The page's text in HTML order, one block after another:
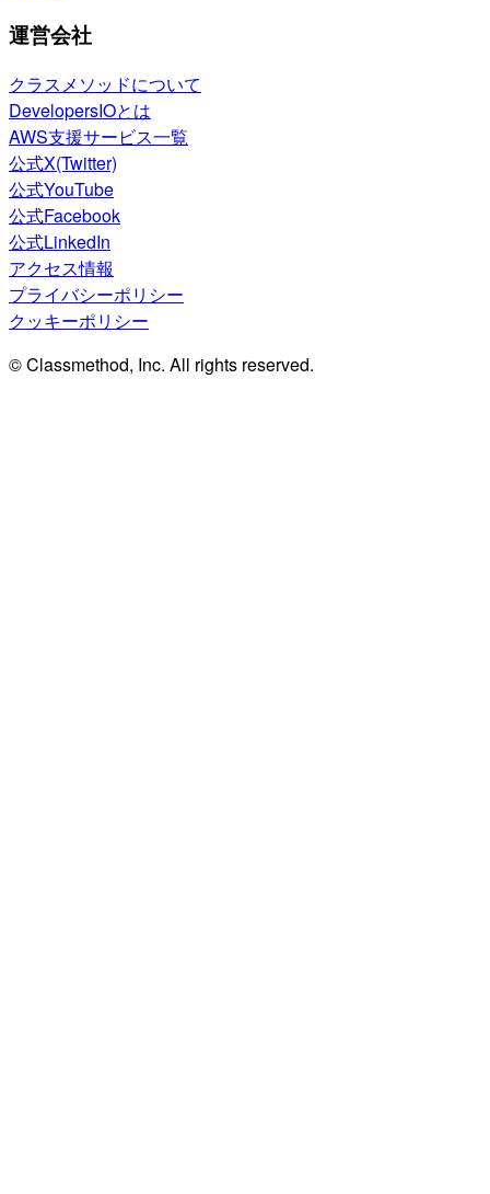
運営会社
クラスメソッドについて
DevelopersIOとは
AWS支援サービス一覧
公式X(Twitter)
公式YouTube
公式Facebook
公式LinkedIn
アクセス情報
プライバシーポリシー
クッキーポリシー
© Classmethod, Inc. All rights reserved.